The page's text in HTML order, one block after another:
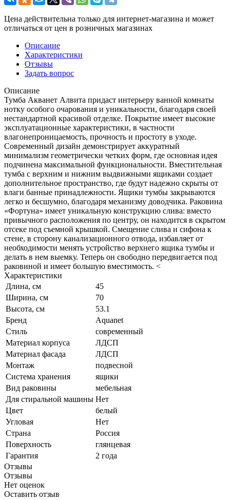
Цена действительна только для интернет-магазина и может
отличаться от цен в розничных магазинах
Описание
Характеристики
Отзывы
Задать вопрос
Описание
Тумба Акванет Алвита придаст интерьеру ванной комнаты
нотку особого очарования и уникальности, благодаря своей
нестандартной красивой отделке. Покрытие имеет высокие
эксплуатационные характеристики, в частности
влагонепроницаемость, прочность и простоту в уходе.
Современный дизайн демонстрирует аккуратный
минимализм геометрически четких форм, где основная идея
подчинена максимальной функциональности. Вместительная
тумба с верхним и нижним выдвижными ящиками создает
дополнительное пространство, где будут надежно скрыты от
влаги банные принадлежности. Ящики тумбы закрываются
легко и бесшумно, благодаря механизму доводчика. Раковина
«Фортуна» имеет уникальную конструкцию слива: вместо
привычного расположения по центру, он находится в скрытом
отсеке под съемной крышкой. Смещение слива и сифона к
стене, в сторону канализационного отвода, избавляет от
необходимости менять устройство верхнего ящика тумбы и
делать в нем выемку. Теперь он свободно передвигается под
раковиной и имеет большую вместимость. <
Характеристики
Длина, см
45
Ширина, см
70
Высота, см
53.1
Бренд
Aquanet
Стиль
современный
Материал корпуса
ЛДСП
Материал фасада
ЛДСП
Монтаж
подвесной
Система хранения
ящики
Вид раковины
мебельная
Для стиральной машины Нет
Цвет
белый
Угловая
Нет
Страна
Россия
Поверхность
глянцевая
Гарантия
2 года
Отзывы
Отзывы
Нет оценок
Оставить отзыв